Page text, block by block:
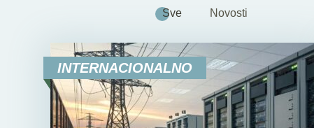
Sve Novosti
INTERNACIONALNO